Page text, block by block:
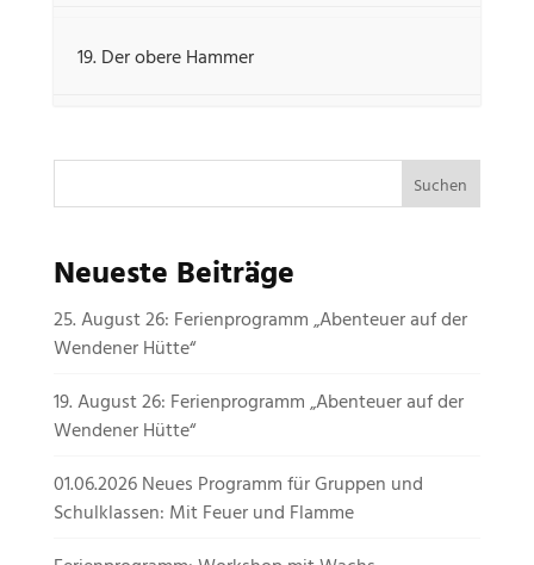
19. Der obere Hammer
Neueste Beiträge
25. August 26: Ferienprogramm „Abenteuer auf der
Wendener Hütte“
19. August 26: Ferienprogramm „Abenteuer auf der
Wendener Hütte“
01.06.2026 Neues Programm für Gruppen und
Schulklassen: Mit Feuer und Flamme